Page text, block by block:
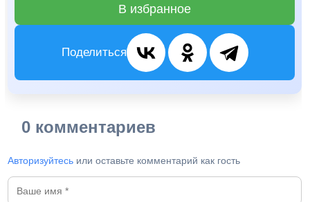
В избранное
Поделиться
0 комментариев
Авторизуйтесь или оставьте комментарий как гость